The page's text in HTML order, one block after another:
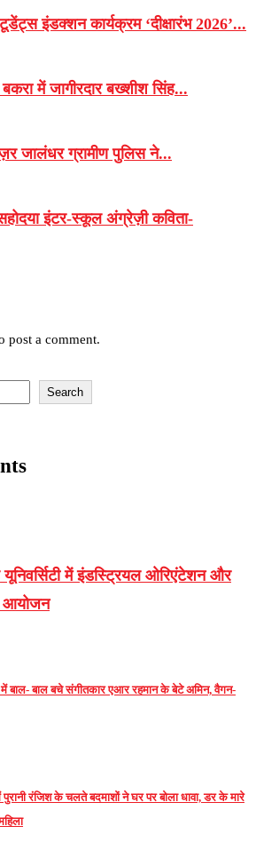
इंडक्शन कार्यक्रम ‘दीक्षारंभ 2026’...
में जागीरदार बख्शीश सिंह...
जालंधर ग्रामीण पुलिस ने...
इंटर-स्कूल अंग्रेज़ी कविता-
post a comment.
Search
यूनिवर्सिटी में इंडस्ट्रियल ओरिएंटेशन और
आयोजन
बाल- बाल बचे संगीतकार एआर रहमान के बेटे अमिन, वैगन-
रंजिश के चलते बदमाशों ने घर पर बोला धावा, डर के मारे